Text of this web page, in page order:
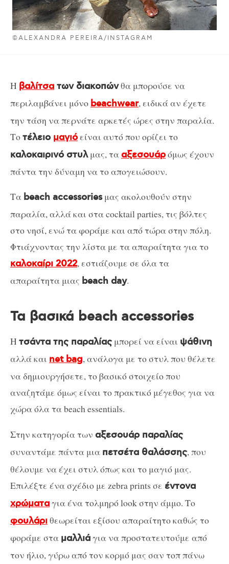
©ALEXANDRA PEREIRA/INSTAGRAM
Η βαλίτσα των διακοπώνθα μπορούσε να
περιλαμβάνει μόνο beachwear, ειδικά αν έχετε
την τάση να περνάτε αρκετές ώρες στην παραλία.
Τοτέλειο μαγιόείναι αυτό που ορίζει το
καλοκαιρινό στυλμας, τααξεσουάρόμως έχουν
πάντα την δύναμη να το απογειώσουν.
Τα beach accessoriesμας ακολουθούν στην
παραλία, αλλά και στα cocktail parties, τις βόλτες
στο νησί, ενώ τα φοράμε και από τώρα στην πόλη.
Φτιάχνοντας την λίστα με τα απαραίτητα για το
καλοκαίρι 2022, εστιάζουμε σε όλα τα
απαραίτητα μιας beach day.
Τα βασικά beach accessories
Η τσάντα της παραλίας μπορεί να είναι ψάθινη
αλλά και net bag, ανάλογα με το στυλ που θέλετε
να δημιουργήσετε, το βασικό στοιχείο που
αναζητάμε όμως είναι το πρακτικό μέγεθος για να
χώρα όλα τα beach essentials.
Στην κατηγορία των αξεσουάρ παραλίας
συναντάμε πάντα μια πετσέτα θαλάσσης, που
θέλουμε να έχει στυλ όπως και το μαγιό μας.
Επιλέξτε ένα σχέδιο με zebra prints σε έντονα
χρώματαγια ένα τολμηρό look στην άμμο. Το
φουλάριθεωρείται εξίσου απαραίτητο καθώς το
φοράμε στα μαλλιάγια να προστατευτούμε από
τον ήλιο, γύρω από τον κορμό μας σαν τοπ πάνω